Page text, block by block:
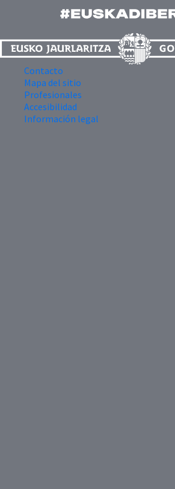
Contacto
Mapa del sitio
Profesionales
Accesibilidad
Información legal